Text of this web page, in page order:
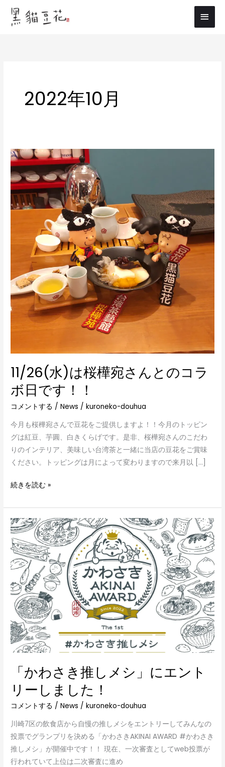
メ
イ
2022年10月
11/26(水)は桜樺宛さんとのコラ
ボ日です！！
コメントする /News /kuroneko-douhua
今月も桜樺宛さんで豆花をご提供しますよ！！今月のトッピン
グは紅豆、芋圓、白きくらげです。是非、桜樺宛さんのこだわ
りのインテリア、美味しい台湾茶と一緒に当店の豆花をご賞味
ください。トッピングは月によって変わりますので来月以 […]
11/26(水)
は
桜
樺
宛
ラ
ボ
日
す！！
続きを読む »
「かわさき推しメシ」にエント
リーしました！
コメントする /News /kuroneko-douhua
川崎7区の飲食店から自慢の推しメシをエントリーしてみんなの
投票でグランプリを決める「かわさきAKINAI AWARD #かわさき
推しメシ」が開催中です！！ 現在、一次審査としてweb投票が
行われていて上位は二次審査に進め
「か
わ
さ
き
し
メ
シ」
に
エ
ン
ー
し
し
た！